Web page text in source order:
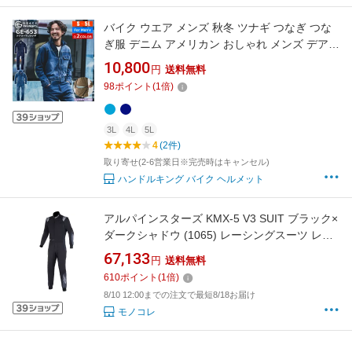
バイク ウエア メンズ 秋冬 ツナギ つなぎ つな
ぎ服 デニム アメリカン おしゃれ メンズ デアリ
ーマンツナギ GRACE ENGINEER'S 2色 7サイ
ズ ジャケット 上下 ストレッチ キャンプ アウト
ドア ツーリング オートバイ 釣り フィッシング
10,800 円 送料無料
98ポイント (1倍)
3L 4L 5L
4(2件)
取り寄せ(2-6営業日※完売時はキャンセル)
ハンドルキング バイク ヘルメット
アルパインスターズ KMX-5 V3 SUIT ブラック×
ダークシャドウ (1065) レーシングスーツ レー
シングカート用 FIA 8877-2022 Grade1
Homologation Standard (3353024-1065)
MY2024
67,133 円 送料無料
610ポイント (1倍)
8/10 12:00までの注文で最短8/18お届け
モノコレ